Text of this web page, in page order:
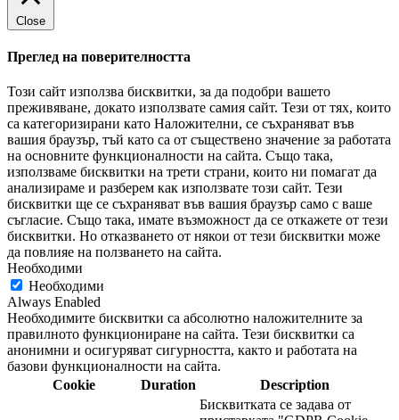
Close
Преглед на поверителността
Този сайт използва бисквитки, за да подобри вашето
преживяване, докато използвате самия сайт. Тези от тях, които
са категоризирани като Наложителни, се съхраняват във
вашия браузър, тъй като са от съществено значение за работата
на основните функционалности на сайта. Също така,
използваме бисквитки на трети страни, които ни помагат да
анализираме и разберем как използвате този сайт. Тези
бисквитки ще се съхраняват във вашия браузър само с ваше
съгласие. Също така, имате възможност да се откажете от тези
бисквитки. Но отказването от някои от тези бисквитки може
да повлияе на ползването на сайта.
Необходими
Необходими
Always Enabled
Необходимите бисквитки са абсолютно наложителните за
правилното функциониране на сайта. Тези бисквитки са
анонимни и осигуряват сигурността, както и работата на
базови функционалности на сайта.
Cookie
Duration Description
Бисквитката се задава от